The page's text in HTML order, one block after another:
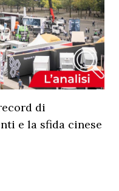
di
e la sfida cinese